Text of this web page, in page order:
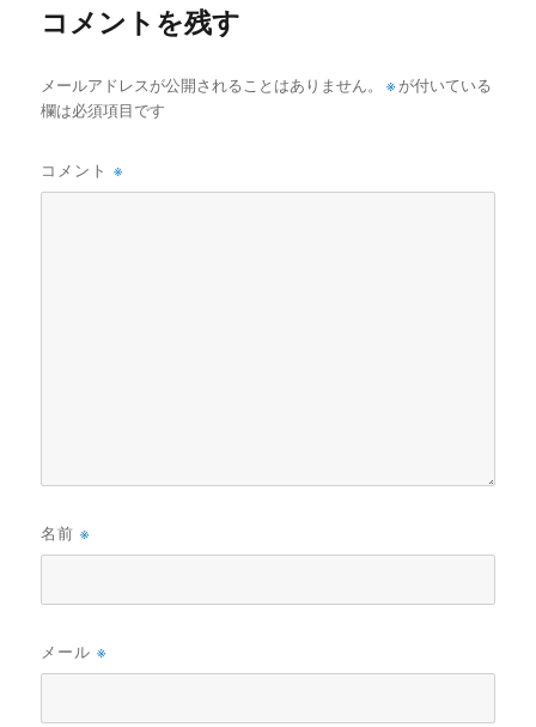
コメントを残す
メールアドレスが公開されることはありません。 ※ が付いている
欄は必須項目です
コメント※
名前※
メール※